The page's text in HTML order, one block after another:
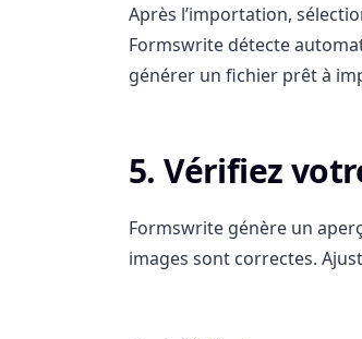
Après l’importation,
Formswrite détecte
générer un fichier prêt à
5. Vérifiez
Formswrite génère un
images sont correctes.